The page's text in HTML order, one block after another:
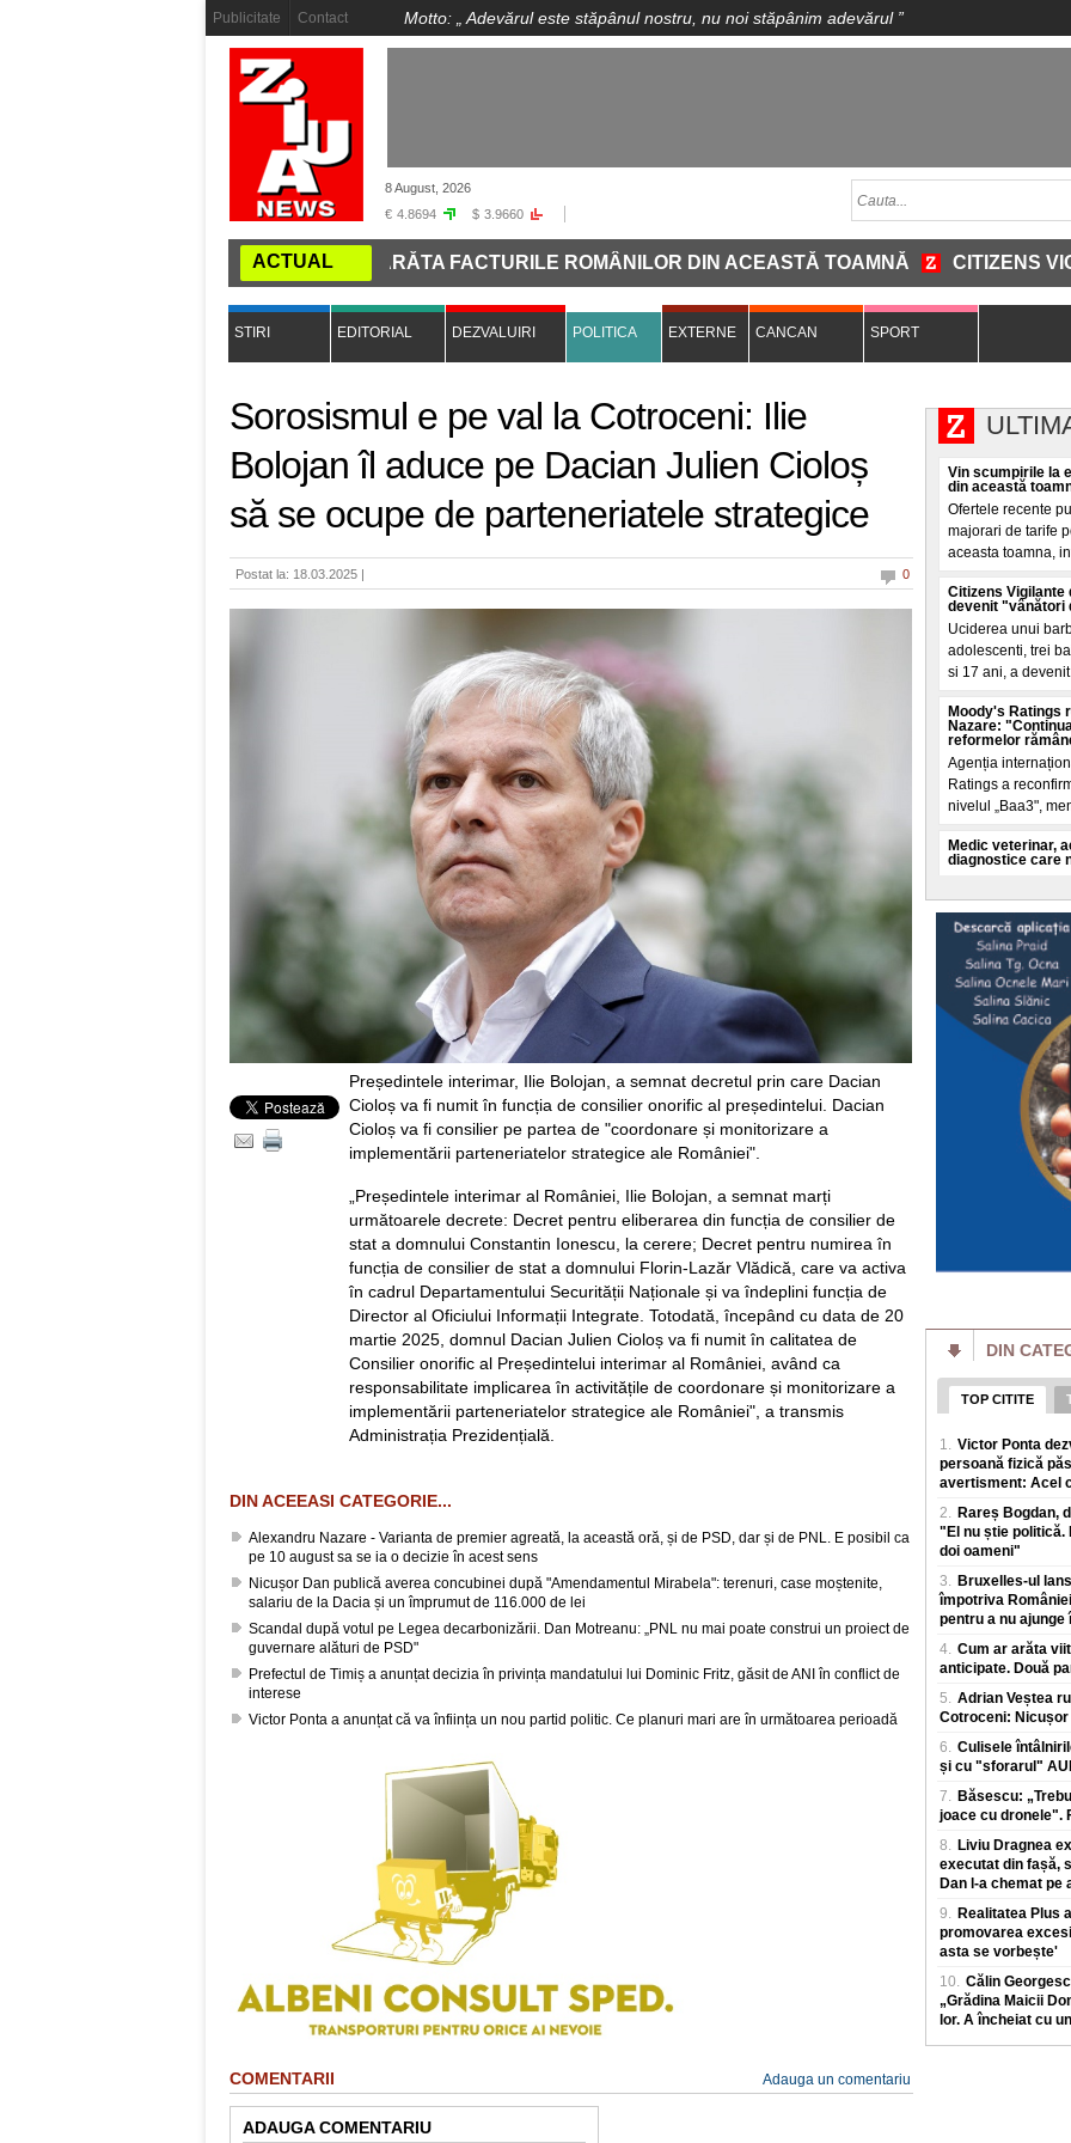
Publicitate Contact Motto: „ Adevărul este stăpânul nostru, nu noi stăpânim adevărul”
8 August, 2026
€ 4.8694 $ 3.9660
ACTUAL
LA ENERGIE: CUM VOR ARĂTA FACTURILE ROMÂNILOR DIN ACEASTĂ TOAMNĂ CITIZENS
STIRI EDITORIAL DEZVALUIRI POLITICA EXTERNE CANCAN SPORT
Sorosismul e pe val la Cotroceni: Ilie
Bolojan îl aduce pe Dacian Julien Cioloș
să se ocupe de parteneriatele strategice
Postat la: 18.03.2025 | 0
Președintele interimar, Ilie Bolojan, a semnat decretul prin care Dacian
Cioloș va fi numit în funcția de consilier onorific al președintelui. Dacian
Cioloș va fi consilier pe partea de "coordonare și monitorizare a
implementării parteneriatelor strategice ale României".
„Președintele interimar al României, Ilie Bolojan, a semnat marți
următoarele decrete: Decret pentru eliberarea din funcția de consilier de
stat a domnului Constantin Ionescu, la cerere; Decret pentru numirea în
funcția de consilier de stat a domnului Florin-Lazăr Vlădică, care va activa
în cadrul Departamentului Securității Naționale și va îndeplini funcția de
Director al Oficiului Informații Integrate. Totodată, începând cu data de 20
martie 2025, domnul Dacian Julien Cioloș va fi numit în calitatea de
Consilier onorific al Președintelui interimar al României, având ca
responsabilitate implicarea în activitățile de coordonare și monitorizare a
implementării parteneriatelor strategice ale României", a transmis
Administrația Prezidențială.
DIN ACEEASI CATEGORIE...
Alexandru Nazare - Varianta de premier agreată, la această oră, și de PSD, dar și de PNL. E posibil ca
pe 10 august sa se ia o decizie în acest sens
Nicușor Dan publică averea concubinei după "Amendamentul Mirabela": terenuri, case moștenite,
salariu de la Dacia și un împrumut de 116.000 de lei
Scandal după votul pe Legea decarbonizării. Dan Motreanu: „PNL nu mai poate construi un proiect de
guvernare alături de PSD"
Prefectul de Timiș a anunțat decizia în privința mandatului lui Dominic Fritz, găsit de ANI în conflict de
interese
Victor Ponta a anunțat că va înființa un nou partid politic. Ce planuri mari are în următoarea perioadă
COMENTARII Adauga un comentariu
ADAUGA COMENTARIU
Vin scumpirile la
din această
Ofertele recente
majorari de tarife
aceasta toamna,
Citizens Vigilante
devenit "vânători
Uciderea unui
adolescenti, trei
si 17 ani, a
Moody's Ratings
Nazare:
reformelor
Agenția
Ratings a
nivelul „Baa3",
Medic veterinar,
diagnostice care
Cateilor", denumit
judetul Suceava", a
Un bărbat a
sexual o
Situație
angajatele ar veni
incuiate. Un barb
Aflat în misiune
ambulanță s-a
aștepta să fie
Un echipaj
copil bolnav catre
traseu. În loc sa
Pericol pe
pe șosea cuie
Compania
Prețurile globale
al conflictelor
Indicele ONU
și cresc prețurile.
Încă un motiv de
primele virusuri
extinția speciei
Oamenii de știința
data inteligența
in natura, o
DIN
TOP CITITE
1. Victor Ponta
persoană fizică
avertisment: Acel
2. Rareș Bogdan,
"El nu știe politică.
doi oameni"
3. Bruxelles-ul
împotriva
pentru a nu
4. Cum ar arăta
anticipate. Două
5. Adrian Veștea
Cotroceni: Nicușor
6. Culisele
și cu "sforarul"
7. Băsescu:
joace cu dronele".
8. Liviu Dragnea
executat din fașă,
Dan l-a chemat pe
9. Realitatea Plus
promovarea
asta se vorbește'
10. Călin
„Grădina Maicii
lor. A încheiat cu